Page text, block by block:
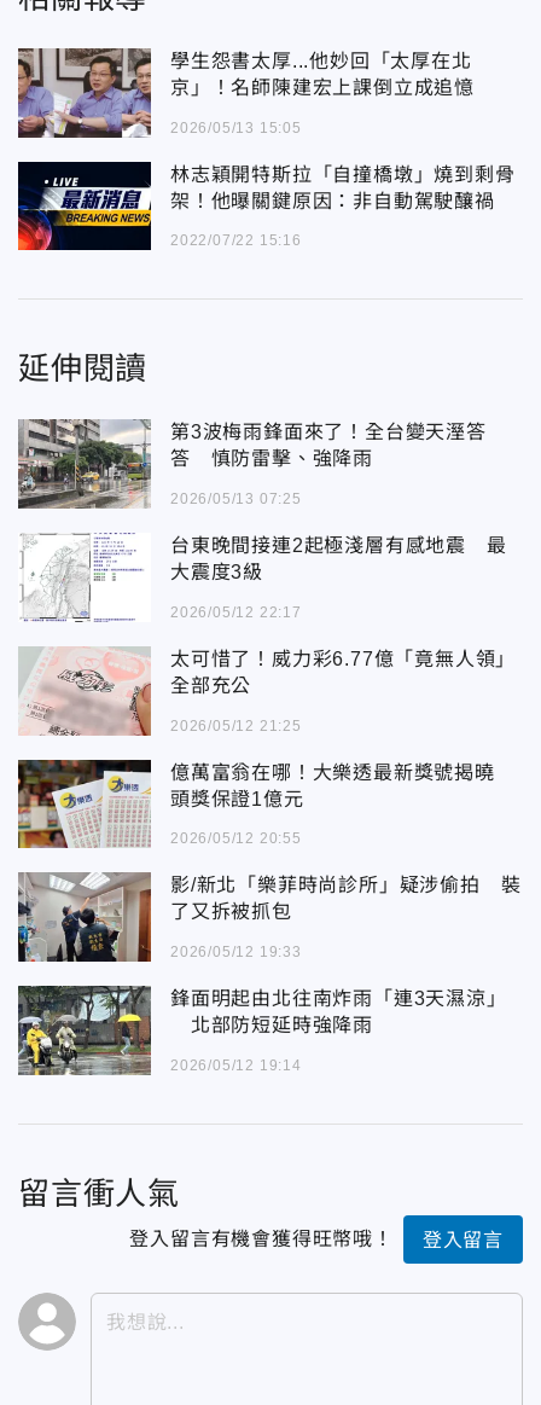
學生怨書太厚...他妙回「太厚在北
京」！名師陳建宏上課倒立成追憶
2026/05/13 15:05
林志穎開特斯拉「自撞橋墩」燒到剩骨
架！他曝關鍵原因：非自動駕駛釀禍
2022/07/22 15:16
延伸閱讀
第3波梅雨鋒面來了！全台變天溼答
答 慎防雷擊、強降雨
2026/05/13 07:25
台東晚間接連2起極淺層有感地震 最
大震度3級
2026/05/12 22:17
太可惜了！威力彩6.77億「竟無人領」
全部充公
2026/05/12 21:25
億萬富翁在哪！大樂透最新獎號揭曉
頭獎保證1億元
2026/05/12 20:55
影/新北「樂菲時尚診所」疑涉偷拍 裝
了又拆被抓包
2026/05/12 19:33
鋒面明起由北往南炸雨「連3天濕涼」
北部防短延時強降雨
2026/05/12 19:14
留言衝人氣
登入留言有機會獲得旺幣哦！ 登入留言